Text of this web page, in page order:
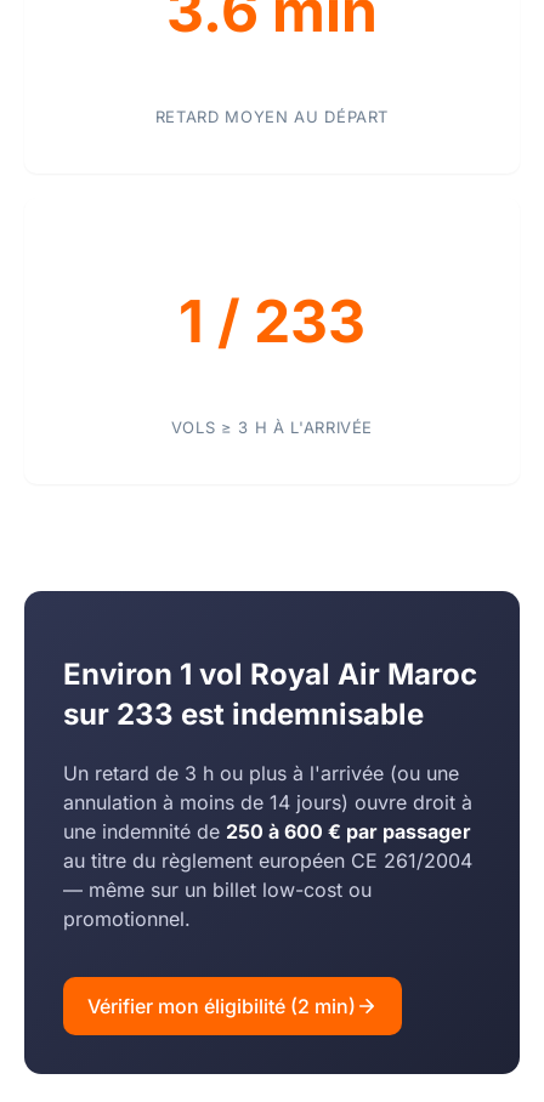
RETARD MOYEN AU DÉPART
1 / 233
VOLS ≥ 3 H À L'ARRIVÉE
Environ 1 vol Royal Air Maroc
sur 233 est indemnisable
Un retard de 3 h ou plus à l'arrivée (ou une
annulation à moins de 14 jours) ouvre droit à
une indemnité de 250 à 600 € par passager
au titre du règlement européen CE 261/2004
— même sur un billet low-cost ou
promotionnel.
Vérifier mon éligibilité (2 min)